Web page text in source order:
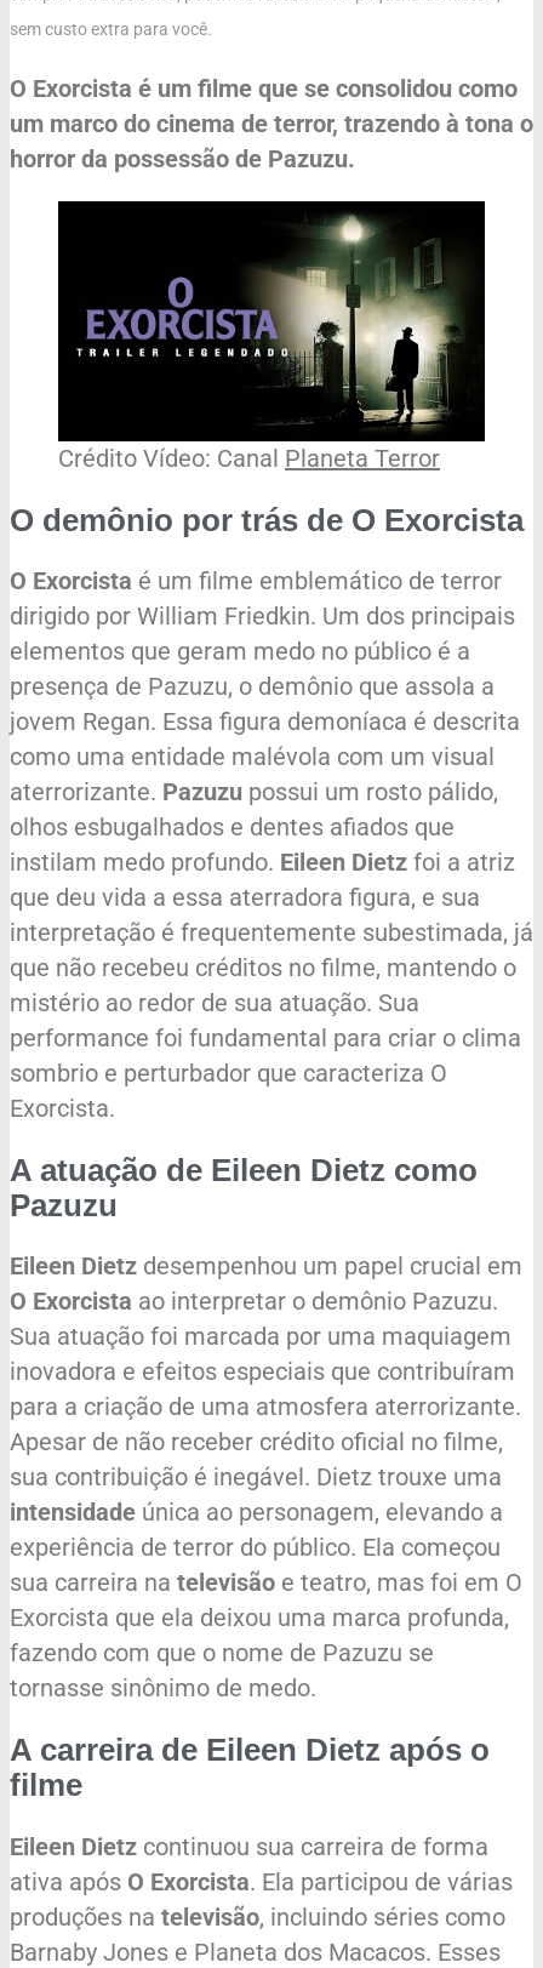
sem custo extra para você.
O Exorcista é um filme que se consolidou como
um marco do cinema de terror, trazendo à tona o
horror da possessão de Pazuzu.
Crédito Vídeo: Canal Planeta Terror
O demônio por trás de O Exorcista
O Exorcista é um filme emblemático de terror
dirigido por William Friedkin. Um dos principais
elementos que geram medo no público é a
presença de Pazuzu, o demônio que assola a
jovem Regan. Essa figura demoníaca é descrita
como uma entidade malévola com um visual
aterrorizante. Pazuzu possui um rosto pálido,
olhos esbugalhados e dentes afiados que
instilam medo profundo. Eileen Dietz foi a atriz
que deu vida a essa aterradora figura, e sua
interpretação é frequentemente subestimada, já
que não recebeu créditos no filme, mantendo o
mistério ao redor de sua atuação. Sua
performance foi fundamental para criar o clima
sombrio e perturbador que caracteriza O
Exorcista.
A atuação de Eileen Dietz como
Pazuzu
Eileen Dietz desempenhou um papel crucial em
O Exorcista ao interpretar o demônio Pazuzu.
Sua atuação foi marcada por uma maquiagem
inovadora e efeitos especiais que contribuíram
para a criação de uma atmosfera aterrorizante.
Apesar de não receber crédito oficial no filme,
sua contribuição é inegável. Dietz trouxe uma
intensidade única ao personagem, elevando a
experiência de terror do público. Ela começou
sua carreira na televisão e teatro, mas foi em O
Exorcista que ela deixou uma marca profunda,
fazendo com que o nome de Pazuzu se
tornasse sinônimo de medo.
A carreira de Eileen Dietz após o
filme
Eileen Dietz continuou sua carreira de forma
ativa após O Exorcista. Ela participou de várias
produções na televisão, incluindo séries como
Barnaby Jones e Planeta dos Macacos. Esses